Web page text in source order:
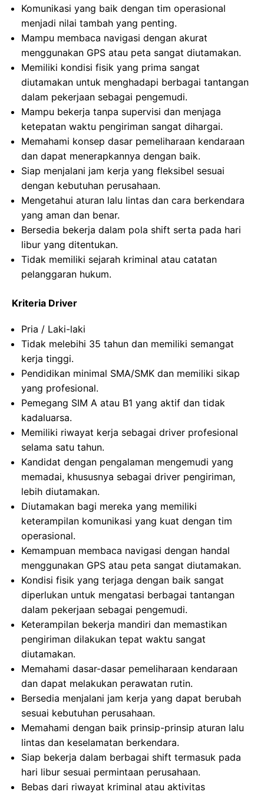
Komunikasi yang baik dengan tim operasional
menjadi nilai tambah yang penting.
Mampu membaca navigasi dengan akurat
menggunakan GPS atau peta sangat diutamakan.
Memiliki kondisi fisik yang prima sangat
diutamakan untuk menghadapi berbagai tantangan
dalam pekerjaan sebagai pengemudi.
Mampu bekerja tanpa supervisi dan menjaga
ketepatan waktu pengiriman sangat dihargai.
Memahami konsep dasar pemeliharaan kendaraan
dan dapat menerapkannya dengan baik.
Siap menjalani jam kerja yang fleksibel sesuai
dengan kebutuhan perusahaan.
Mengetahui aturan lalu lintas dan cara berkendara
yang aman dan benar.
Bersedia bekerja dalam pola shift serta pada hari
libur yang ditentukan.
Tidak memiliki sejarah kriminal atau catatan
pelanggaran hukum.
Kriteria Driver
Pria / Laki-laki
Tidak melebihi 35 tahun dan memiliki semangat
kerja tinggi.
Pendidikan minimal SMA/SMK dan memiliki sikap
yang profesional.
Pemegang SIM A atau B1 yang aktif dan tidak
kadaluarsa.
Memiliki riwayat kerja sebagai driver profesional
selama satu tahun.
Kandidat dengan pengalaman mengemudi yang
memadai, khususnya sebagai driver pengiriman,
lebih diutamakan.
Diutamakan bagi mereka yang memiliki
keterampilan komunikasi yang kuat dengan tim
operasional.
Kemampuan membaca navigasi dengan handal
menggunakan GPS atau peta sangat diutamakan.
Kondisi fisik yang terjaga dengan baik sangat
diperlukan untuk mengatasi berbagai tantangan
dalam pekerjaan sebagai pengemudi.
Keterampilan bekerja mandiri dan memastikan
pengiriman dilakukan tepat waktu sangat
diutamakan.
Memahami dasar-dasar pemeliharaan kendaraan
dan dapat melakukan perawatan rutin.
Bersedia menjalani jam kerja yang dapat berubah
sesuai kebutuhan perusahaan.
Memahami dengan baik prinsip-prinsip aturan lalu
lintas dan keselamatan berkendara.
Siap bekerja dalam berbagai shift termasuk pada
hari libur sesuai permintaan perusahaan.
Bebas dari riwayat kriminal atau aktivitas